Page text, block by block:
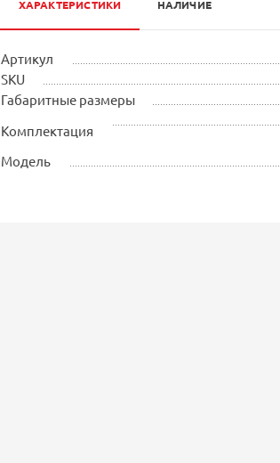
ХАРАКТЕРИСТИКИ НАЛИЧИЕ
Артикул
SKU
Габаритные размеры
Комплектация
Модель